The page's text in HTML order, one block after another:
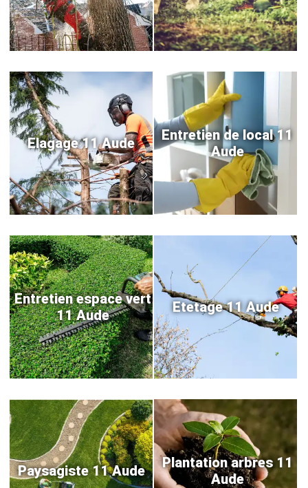
Elagage 11 Aude
Entretien de local 11
Aude
Entretien espace vert
11 Aude
Etetage 11 Aude
Paysagiste 11 Aude
Plantation arbres 11
Aude